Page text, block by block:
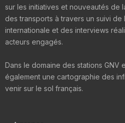
sur les initiatives et nouveautés de
des transports à travers un suivi
internationale et des interviews
acteurs engagés.
Dans le domaine des stations GNV
également une cartographie des
venir sur le sol français.